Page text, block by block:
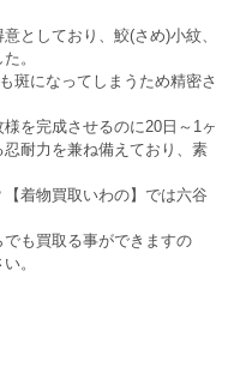
としており、鮫(さめ)小紋、
。
斑になってしまうため精密さ
を完成させるのに20日～1ヶ
耐力を兼ね備えており、素
着物買取いわの】では六谷
も買取る事ができますの
。